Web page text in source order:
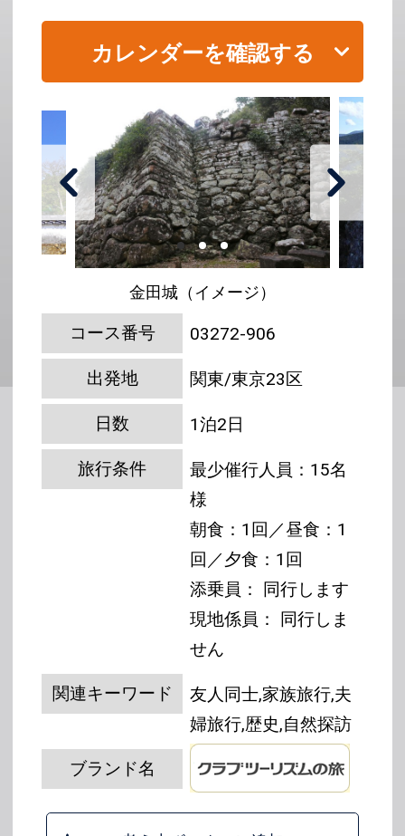
カレンダーを確認する
金田城（イメージ）
コース番号 03272-906
出発地 関東/東京23区
日数 1泊2日
旅行条件
最少催行人員：15名
様
朝食：1回／昼食：1
回／夕食：1回
添乗員： 同行します
現地係員： 同行しま
せん
関連キーワード
友人同士,家族旅行,夫
婦旅行,歴史,自然探訪
ブランド名